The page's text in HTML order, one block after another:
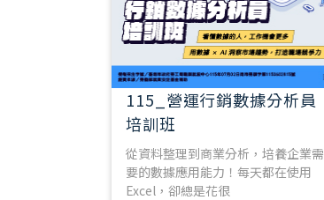
115_營運行銷數據分析員
培訓班
從資料整理到商業分析，培養企業需
要的數據應用能力！每天都在使用
Excel，卻總是花很